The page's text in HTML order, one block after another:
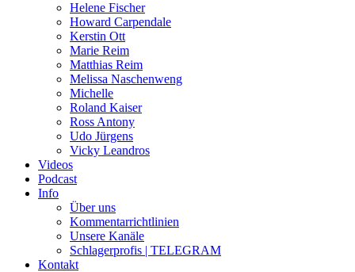
Helene Fischer
Howard Carpendale
Kerstin Ott
Marie Reim
Matthias Reim
Melissa Naschenweng
Michelle
Roland Kaiser
Ross Antony
Udo Jürgens
Vicky Leandros
Videos
Podcast
Info
Über uns
Kommentarrichtlinien
Unsere Kanäle
Schlagerprofis | TELEGRAM
Kontakt